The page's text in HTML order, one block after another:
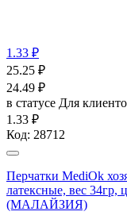
1.33 ₽
25.25 ₽
24.49 ₽
в статусе Для
1.33 ₽
Код: 28712
Перчатки MediOk
латексные, вес 34гр,
(МАЛАЙЗИЯ)